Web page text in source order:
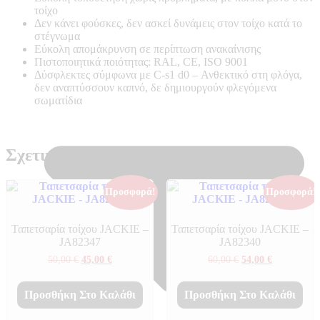
τοίχο
Δεν κάνει φούσκες, δεν ασκεί δυνάμεις στον τοίχο κατά το
στέγνωμα
Εύκολη απομάκρυνση σε περίπτωση ανακαίνισης
Πιστοποιητικά ποιότητας: RAL, CE, ISO 9001
Δύσφλεκτες σύμφωνα με C-s1 d0 – Ανθεκτικό στη φλόγα,
δεν αναπτύσσουν καπνό, δε δημιουργούν φλεγόμενα
σωματίδια
Σχετικά προϊόντα
Προσφορά!
Ταπετσαρία τοίχου JACKIE –
JA82347
50,00€ Original
was:
50,00 €.
45,00 €Η
τιμή
είναι:
45,00 €.
Προσθήκη Στο Καλάθι
Προσφορά!
Ταπετσαρία τοίχου JACKIE –
JA82340
60,00€ Original
was:
60,00 €.
54,00 €Η
τιμή
είναι:
54,00 €.
Προσθήκη Στο Καλάθι